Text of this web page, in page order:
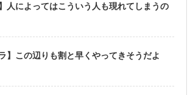
】人によってはこういう人も現れてしまうの
ラ】この辺りも割と早くやってきそうだよ